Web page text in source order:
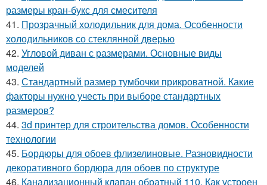
размеры кран-букс для смесителя
41. Прозрачный холодильник для дома. Особенности
холодильников со стеклянной дверью
42. Угловой диван с размерами. Основные виды
моделей
43. Стандартный размер тумбочки прикроватной. Какие
факторы нужно учесть при выборе стандартных
размеров?
44. 3d принтер для строительства домов. Особенности
технологии
45. Бордюры для обоев флизелиновые. Разновидности
декоративного бордюра для обоев по структуре
46. Канализационный клапан обратный 110. Как устроен